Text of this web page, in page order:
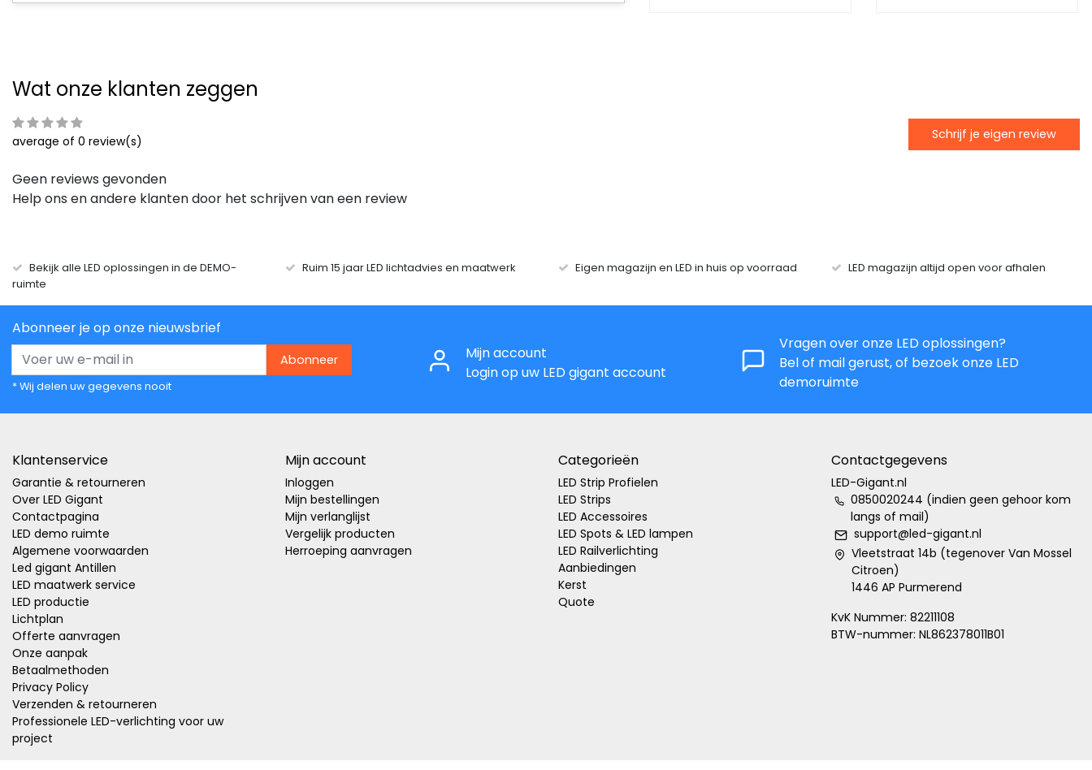
Wat onze klanten zeggen
average of 0 review(s) Schrijf je eigen review
Geen reviews gevonden
Help ons en andere klanten door het schrijven van een review
Bekijk alle LED oplossingen in de DEMO-
ruimte
Ruim 15 jaar LED lichtadvies en maatwerk Eigen magazijn en LED in huis op voorraad LED magazijn altijd open voor afhalen
Abonneer je op onze nieuwsbrief
Abonneer
* Wij delen uw gegevens nooit
Mijn account
Login op uw LED gigant account
Vragen over onze LED oplossingen?
Bel of mail gerust, of bezoek onze LED
demoruimte
Klantenservice
Garantie & retourneren
Over LED Gigant
Contactpagina
LED demo ruimte
Algemene voorwaarden
Led gigant Antillen
LED maatwerk service
LED productie
Lichtplan
Offerte aanvragen
Onze aanpak
Betaalmethoden
Privacy Policy
Verzenden & retourneren
Professionele LED-verlichting voor uw
project
Mijn account
Inloggen
Mijn bestellingen
Mijn verlanglijst
Vergelijk producten
Herroeping aanvragen
Categorieën
LED Strip Profielen
LED Strips
LED Accessoires
LED Spots & LED lampen
LED Railverlichting
Aanbiedingen
Kerst
Quote
Contactgegevens
LED-Gigant.nl
0850020244 (indien geen gehoor kom
langs of mail)
support@led-gigant.nl
Vleetstraat 14b (tegenover Van Mossel
Citroen)
1446 AP Purmerend
KvK Nummer: 82211108
BTW-nummer: NL862378011B01